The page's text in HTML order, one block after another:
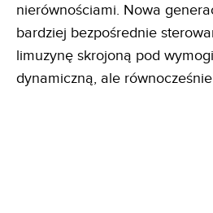
nierównościami. Nowa
bardziej bezpośrednie
limuzynę skrojoną pod
dynamiczną, ale